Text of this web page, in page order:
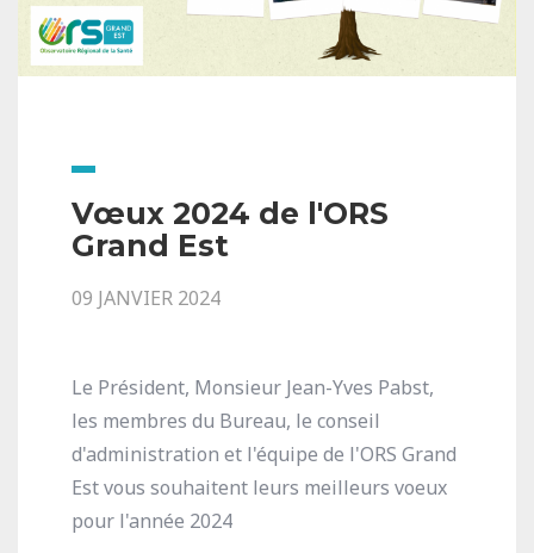
Vœux 2024 de l'ORS
Grand Est
09 JANVIER 2024
Le Président, Monsieur Jean-Yves Pabst,
les membres du Bureau, le conseil
d'administration et l'équipe de l'ORS Grand
Est vous souhaitent leurs meilleurs voeux
pour l'année 2024